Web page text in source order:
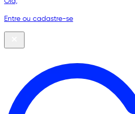
Entre ou cadastre-se